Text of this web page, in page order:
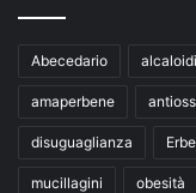
Abecedario alcaloidi
amaperbene
disuguaglianza Erbe
mucillagini obesità